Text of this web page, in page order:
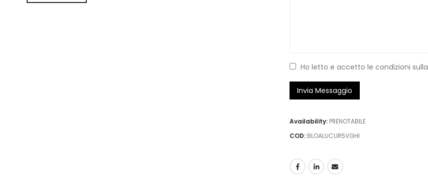
Ho letto e accetto le condizioni sulla
Availability: PRENOTABILE
COD: BLOALUCUR5VGHI